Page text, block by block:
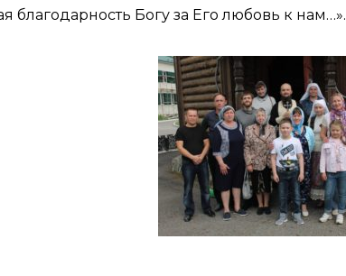
Богу за Его любовь к нам…».